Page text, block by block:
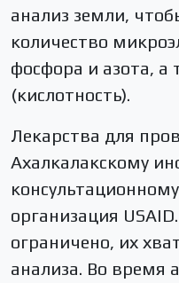
анализ земли,
количество
фосфора и азота, а
(кислотность).
Лекарства для
Ахалкалакскому
организация
ограничено, их
анализа. Во время